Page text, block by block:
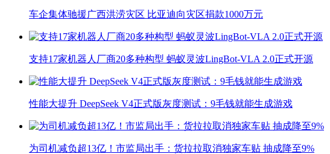
车企集体驰援广西洪涝灾区 比亚迪向灾区捐款1000万元
支持17家机器人厂商20多种构型 蚂蚁灵波LingBot-VLA 2.0正式开源
性能大提升 DeepSeek V4正式版灰度测试：9毛钱就能生成游戏
为司机减负超13亿！市监局出手：货拉拉取消独家车贴 抽成降至9%